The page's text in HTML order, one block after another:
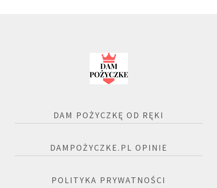
DAM POŻYCZKĘ OD RĘKI
DAMPOŻYCZKE.PL OPINIE
POLITYKA PRYWATNOŚCI